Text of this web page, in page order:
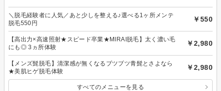
＼脱毛経験者に人気／あと少しを整える♪選べる1ヶ所メンテ
脱毛550円
￥550
【高出力×高速照射★スピード卒業★MIRAI脱毛】太く濃い毛
にも◎ 3ヵ所体験
￥2,980
【メンズ髭脱毛】清潔感が無くなるブツブツ青髭とさよなら
★美肌ヒゲ脱毛体験
￥2,980
すべてのメニューを見る